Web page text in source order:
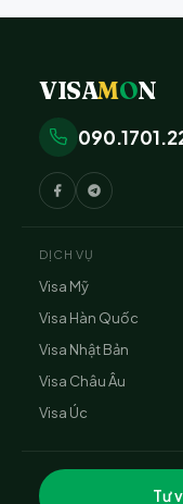
VISAMON
DỊCH VỤ
Visa Mỹ
Visa Hàn Quốc
Visa Nhật Bản
Visa Châu Âu
Visa Úc
Tư